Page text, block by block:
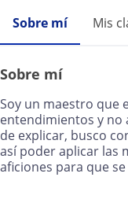
Sobre mí Mis
Sobre mí
Soy un maestro que
entendimientos y no
de explicar, busco
así poder aplicar las
aficiones para que